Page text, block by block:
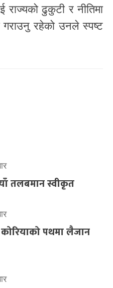
राज्यको ढुकुटी र नीतिमा
गराउनु रहेको उनले स्पष्ट
तलबमान स्वीकृत
पथमा लैजान